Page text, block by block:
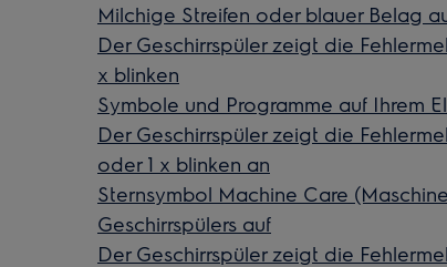
Milchige Streifen oder blauer Belag
Der Geschirrspüler zeigt die
x blinken
Symbole und Programme auf Ihrem
Der Geschirrspüler zeigt die
oder 1 x blinken an
Sternsymbol Machine Care
Geschirrspülers auf
Der Geschirrspüler zeigt die